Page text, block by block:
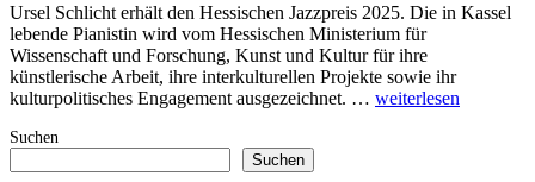
Ursel Schlicht erhält den Hessischen Jazzpreis 2025. Die in Kassel
lebende Pianistin wird vom Hessischen Ministerium für
Wissenschaft und Forschung, Kunst und Kultur für ihre
künstlerische Arbeit, ihre interkulturellen Projekte sowie ihr
kulturpolitisches Engagement ausgezeichnet. … weiterlesen
Suchen
Suchen